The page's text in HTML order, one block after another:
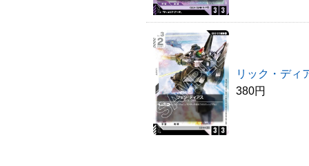
リック・ディ
380円